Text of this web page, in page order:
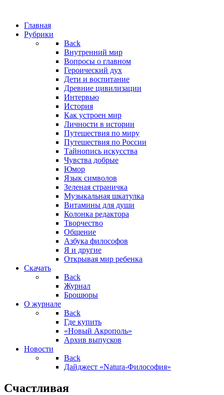
Главная
Рубрики
Back
Внутренний мир
Вопросы о главном
Героический дух
Дети и воспитание
Древние цивилизации
Интервью
История
Как устроен мир
Личности в истории
Путешествия по миру
Путешествия по России
Тайнопись искусства
Чувства добрые
Юмор
Язык символов
Зеленая страничка
Музыкальная шкатулка
Витамины для души
Колонка редактора
Творчество
Общение
Азбука философов
Я и другие
Открывая мир ребенка
Скачать
Back
Журнал
Брошюры
О журнале
Back
Где купить
«Новый Акрополь»
Архив выпусков
Новости
Back
Дайджест «Natura-Философия»
Счастливая